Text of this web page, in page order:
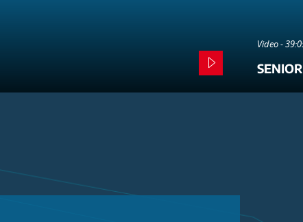
Video -